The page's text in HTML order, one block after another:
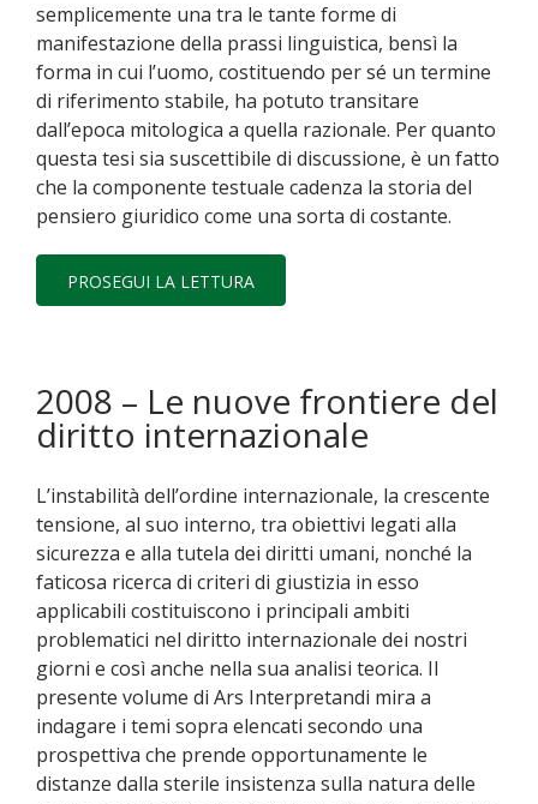
semplicemente una tra le tante forme di
manifestazione della prassi linguistica, bensì la
forma in cui l’uomo, costituendo per sé un termine
di riferimento stabile, ha potuto transitare
dall’epoca mitologica a quella razionale. Per quanto
questa tesi sia suscettibile di discussione, è un fatto
che la componente testuale cadenza la storia del
pensiero giuridico come una sorta di costante.
PROSEGUI LA LETTURA
2008 – Le nuove frontiere del
diritto internazionale
L’instabilità dell’ordine internazionale, la crescente
tensione, al suo interno, tra obiettivi legati alla
sicurezza e alla tutela dei diritti umani, nonché la
faticosa ricerca di criteri di giustizia in esso
applicabili costituiscono i principali ambiti
problematici nel diritto internazionale dei nostri
giorni e così anche nella sua analisi teorica. Il
presente volume di Ars Interpretandi mira a
indagare i temi sopra elencati secondo una
prospettiva che prende opportunamente le
distanze dalla sterile insistenza sulla natura delle